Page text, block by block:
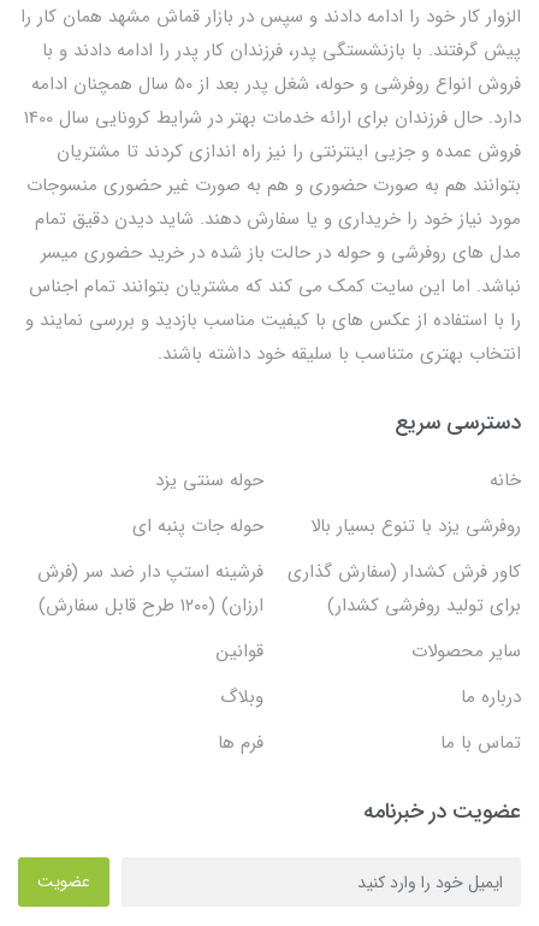
الزوار کار خود را ادامه دادند و سپس در بازار قماش مشهد همان کار را
پیش گرفتند. با بازنشستگی پدر، فرزندان کار پدر را ادامه دادند و با
فروش انواع روفرشی و حوله، شغل پدر بعد از 50 سال همچنان ادامه
دارد. حال فرزندان برای ارائه خدمات بهتر در شرایط کرونایی سال 1400
فروش عمده و جزیی اینترنتی را نیز راه اندازی کردند تا مشتریان
بتوانند هم به صورت حضوری و هم به صورت غیر حضوری منسوجات
مورد نیاز خود را خریداری و یا سفارش دهند. شاید دیدن دقیق تمام
مدل های روفرشی و حوله در حالت باز شده در خرید حضوری میسر
نباشد. اما این سایت کمک می کند که مشتریان بتوانند تمام اجناس
را با استفاده از عکس های با کیفیت مناسب بازدید و بررسی نمایند و
انتخاب بهتری متناسب با سلیقه خود داشته باشند.
دسترسی سریع
خانه
حوله سنتی یزد
روفرشی یزد با تنوع بسیار بالا
حوله جات پنبه ای
کاور فرش کشدار (سفارش گذاری
برای تولید روفرشی کشدار)
فرشینه استپ دار ضد سر (فرش
ارزان) (۱۲۰۰ طرح قابل سفارش)
سایر محصولات
قوانین
درباره ما
وبلاگ
تماس با ما
فرم ها
عضویت در خبرنامه
عضویت